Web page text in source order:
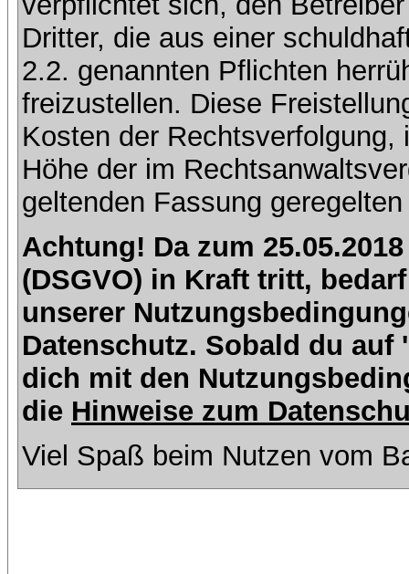
Dritter, die aus einer
2.2. genannten Pflichten
freizustellen. Diese
Kosten der
Höhe der im
geltenden Fassung
Achtung! Da zum
(DSGVO) in Kraft tritt,
unserer
Datenschutz. Sobald du
dich mit den
die Hinweise zum
Viel Spaß beim Nutzen vom